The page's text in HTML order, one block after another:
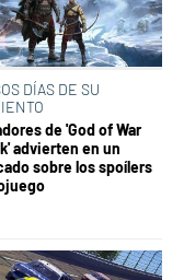
DÍAS DE SU
de 'God of War
advierten en un
sobre los spoílers